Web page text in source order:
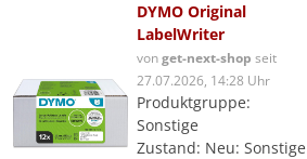
DYMO Original
LabelWriter
vonget-next-shop seit
27.07.2026, 14:28 Uhr
Produktgruppe:
Sonstige
Zustand: Neu: Sonstige